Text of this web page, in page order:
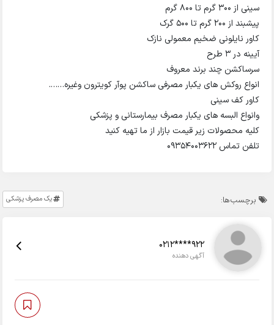
سینی از 300 گرم تا 800 گرم
پیشبند از 200 گرم تا 500 گرک
کاور نایلونی ضخیم معمولی نازک
آیینه در 3 طرح
سرساکشن چند برند معروف
انواع روکش های یکبار مصرفی ساکشن پوآر کویترون وغیره…….
کاور کف سینی
وانواع البسه های یکبار مصرف بیمارستانی و پزشکی
کلیه محصولات زیر قیمت بازار از ما تهیه کنید
تلفن تماس 09354003622
برچسب‌ها: یک مصرف پزشکی
0212****922
آگهی دهنده